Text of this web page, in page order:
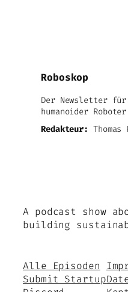
Roboskop
Der Newsletter für
humanoider
Redakteur:
A podcast show
building
Alle Episoden
Submit Startup